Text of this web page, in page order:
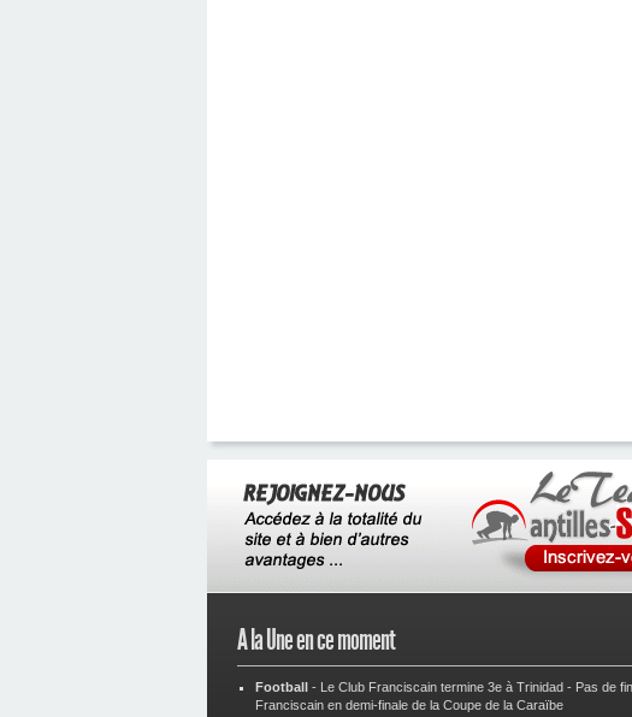
A la Une en ce moment
Football - Le Club Franciscain termine 3e à Trinidad - Pas de
Franciscain en demi-finale de la Coupe de la Caraïbe